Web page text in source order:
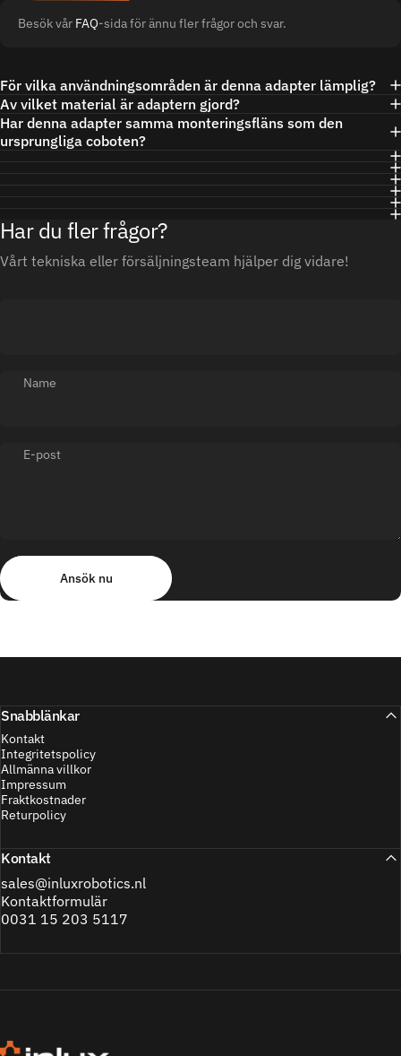
Besök vår FAQ-sida för ännu fler frågor och svar.
För vilka användningsområden är denna adapter lämplig?
Av vilket material är adaptern gjord?
Har denna adapter samma monteringsfläns som den
ursprungliga coboten?
Har du fler frågor?
Vårt tekniska eller försäljningsteam hjälper dig vidare!
Name
E-post
Ansök nu
Ansök nu
Snabblänkar
Kontakt
Integritetspolicy
Allmänna villkor
Impressum
Fraktkostnader
Returpolicy
Kontakt
sales@inluxrobotics.nl
Kontaktformulär
0031 15 203 5117
Inlux Robotics